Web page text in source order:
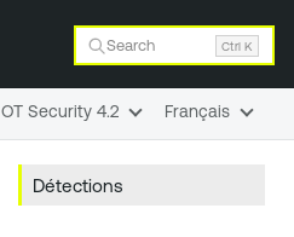
Search Ctrl K
Détections
OT Security 4.2 Français